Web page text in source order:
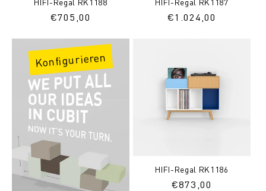
HIFI-Regal RK1188
Normaler
€705,00
HIFI-Regal RK1187
Normaler
€1.024,00
Konfigurieren
HIFI-Regal RK1186
Normaler
€873,00